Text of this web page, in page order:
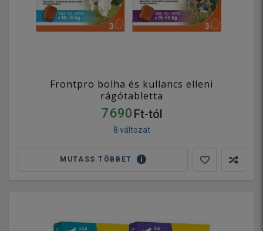
Frontpro bolha és kullancs elleni
rágótabletta
7 690 Ft-tól
8 változat
MUTASS TÖBBET